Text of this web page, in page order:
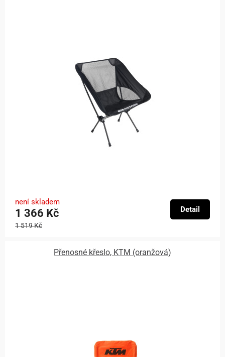
není skladem
1 366 Kč
1 519 Kč
Detail
Přenosné křeslo, KTM (oranžová)